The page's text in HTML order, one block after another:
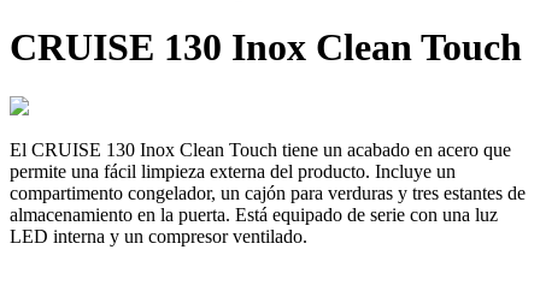
CRUISE 130 Inox Clean Touch
El CRUISE 130 Inox Clean Touch tiene un acabado en acero que
permite una fácil limpieza externa del producto. Incluye un
compartimento congelador, un cajón para verduras y tres estantes de
almacenamiento en la puerta. Está equipado de serie con una luz
LED interna y un compresor ventilado.